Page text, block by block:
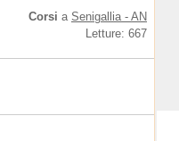
Corsi a Senigallia - AN
Letture: 667